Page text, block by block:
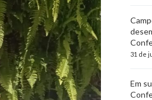
31 de
Em